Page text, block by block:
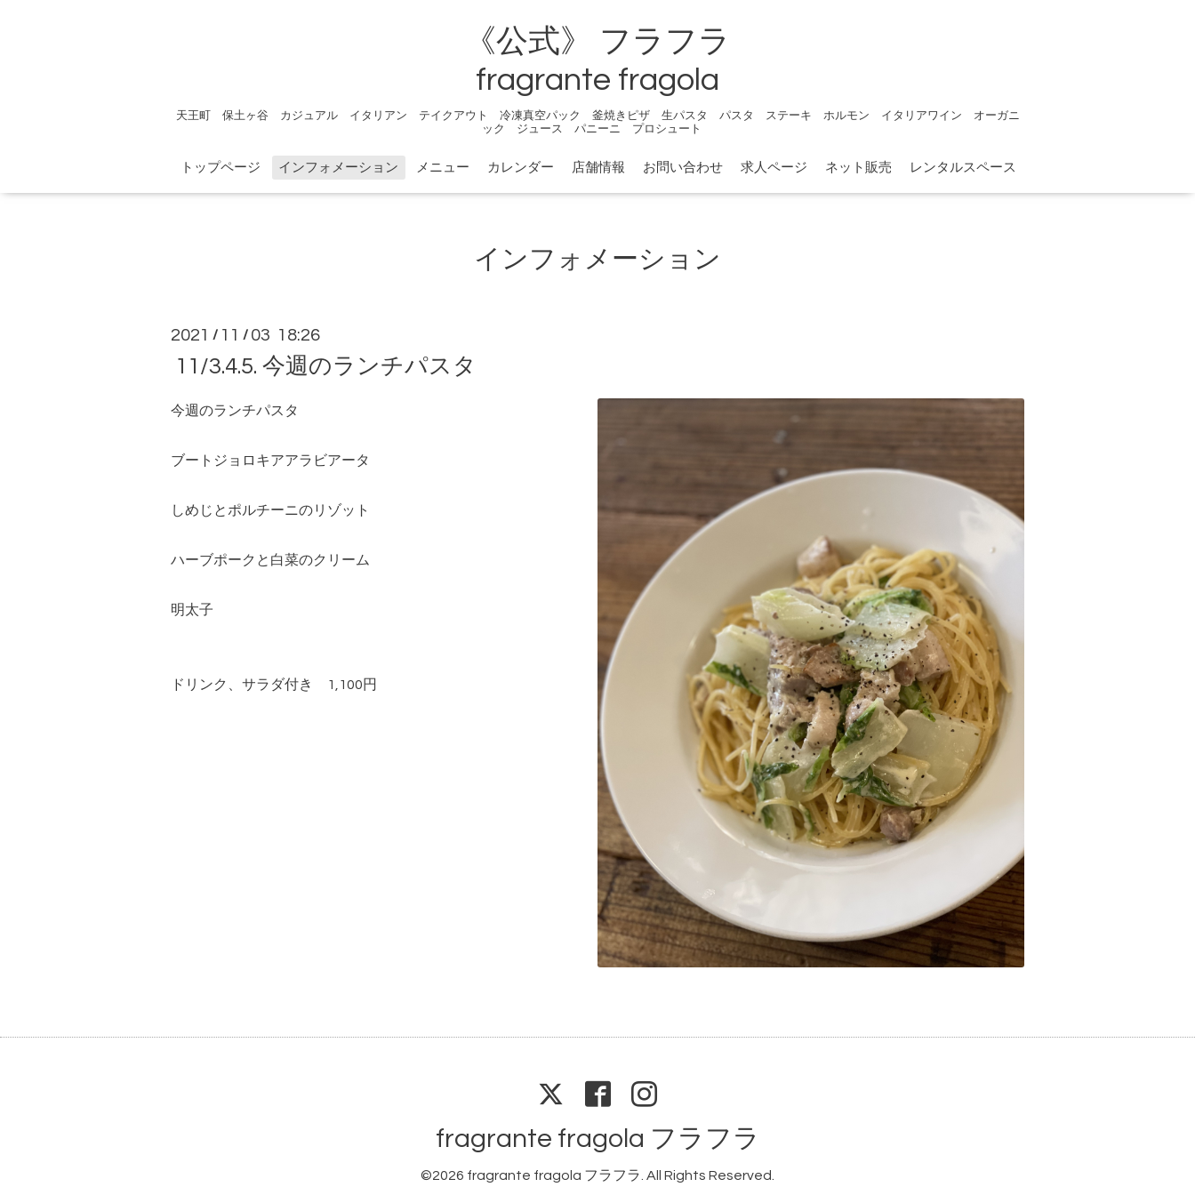
《公式》 フラフラ
fragrante fragola
天王町 保土ヶ谷 カジュアル イタリアン テイクアウト 冷凍真空パック 釜焼きピザ 生パスタ パスタ ステーキ ホルモン イタリアワイン オーガニ
ック ジュース パニーニ プロシュート
トップページ インフォメーション メニュー カレンダー 店舗情報 お問い合わせ 求人ページ ネット販売 レンタルスペース
インフォメーション
2021 / 11 / 03 18:26
11/3.4.5. 今週のランチパスタ
今週のランチパスタ
ブートジョロキアアラビアータ
しめじとポルチーニのリゾット
ハーブポークと白菜のクリーム
明太子
ドリンク、サラダ付き 1,100円
fragrante fragola フラフラ
©2026 fragrante fragola フラフラ . All Rights Reserved.